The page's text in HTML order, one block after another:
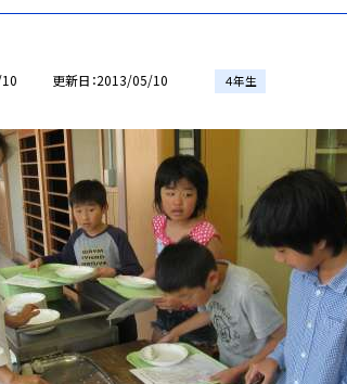
更新日 2013/05/10 ４年生